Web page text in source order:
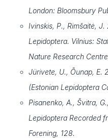
London: Bloomsbury
Ivinskis, P., Rimšaitė,
Lepidoptera. Vilnius:
Nature Research
Jürivete, U., Õunap, E.
(Estonian Lepidoptera
Pisanenko, A., Švitra,
Lepidoptera Recorded
Forening, 128.